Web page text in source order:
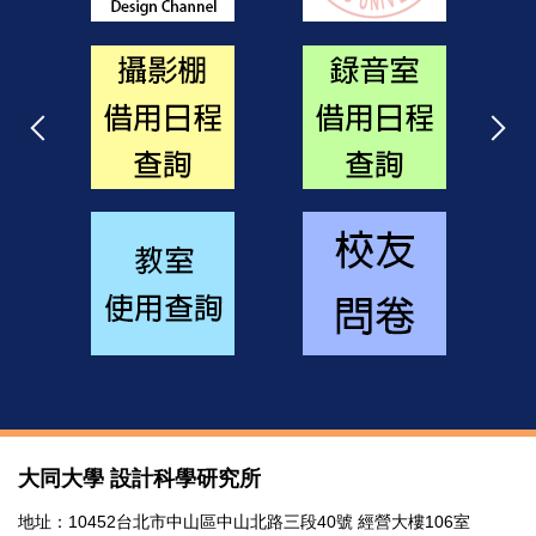
大同大學 設計科學研究所
地址：10452台北市中山區中山北路三段40號 經營大樓106室